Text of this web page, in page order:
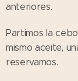
anteriores.
Partimos la
mismo aceite,
reservamos.